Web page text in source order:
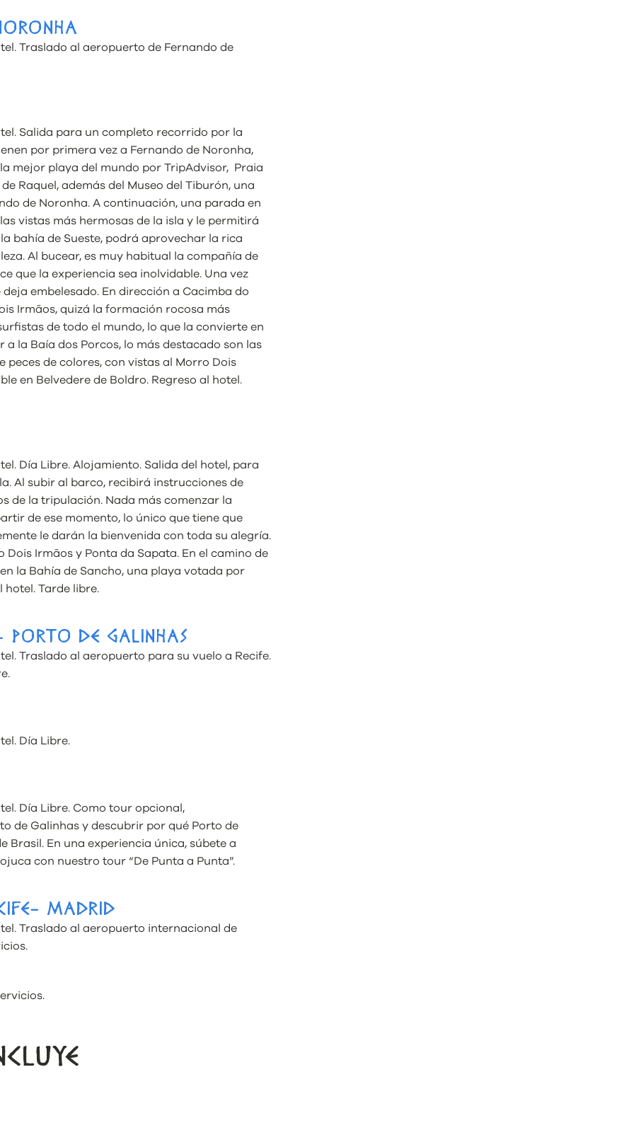
Traslado al aeropuerto de Fernando de
Salida para un completo recorrido por la
por primera vez a Fernando de Noronha,
mejor playa del mundo por TripAdvisor, Praia
Raquel, además del Museo del Tiburón, una
de Noronha. A continuación, una parada en
vistas más hermosas de la isla y le permitirá
bahía de Sueste, podrá aprovechar la rica
Al bucear, es muy habitual la compañía de
que la experiencia sea inolvidable. Una vez
embelesado. En dirección a Cacimba do
Irmãos, quizá la formación rocosa más
de todo el mundo, lo que la convierte en
a la Baía dos Porcos, lo más destacado son las
de colores, con vistas al Morro Dois
en Belvedere de Boldro. Regreso al hotel.
Día Libre. Alojamiento. Salida del hotel, para
Al subir al barco, recibirá instrucciones de
de la tripulación. Nada más comenzar la
de ese momento, lo único que tiene que
le darán la bienvenida con toda su alegría.
Irmãos y Ponta da Sapata. En el camino de
la Bahía de Sancho, una playa votada por
Tarde libre.
DE GALINHAS
Traslado al aeropuerto para su vuelo a Recife.
Día Libre.
Día Libre. Como tour opcional,
de Galinhas y descubrir por qué Porto de
Brasil. En una experiencia única, súbete a
con nuestro tour “De Punta a Punta”.
MADRID
Traslado al aeropuerto internacional de